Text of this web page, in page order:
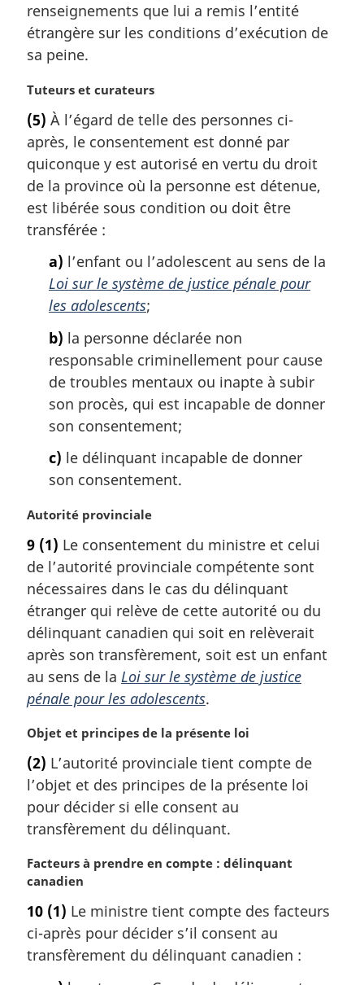
g
i
n
l
:
renseignements que lui a remis l’entité
étrangère sur les conditions d’exécution de
sa peine.
N
t
e
m
a
g
i
Tuteurs et curateurs
(5) À l’égard de telle des personnes ci-
après, le consentement est donné par
quiconque y est autorisé en vertu du droit
de la province où la personne est détenue,
est libérée sous condition ou doit être
transférée :
a) l’enfant ou l’adolescent au sens de la
Loi sur le système de justice pénale pour
les adolescents;
b) la personne déclarée non
responsable criminellement pour cause
de troubles mentaux ou inapte à subir
son procès, qui est incapable de donner
son consentement;
c) le délinquant incapable de donner
son consentement.
N
t
e
m
a
g
i
n
a
l
e
Autorité provinciale
9 (1) Le consentement du ministre et celui
de l’autorité provinciale compétente sont
nécessaires dans le cas du délinquant
étranger qui relève de cette autorité ou du
délinquant canadien qui soit en relèverait
après son transfèrement, soit est un enfant
au sens de la Loi sur le système de justice
pénale pour les adolescents.
N
t
e
m
a
g
i
a
l
e
:
Objet et principes de la présente loi
(2) L’autorité provinciale tient compte de
l’objet et des principes de la présente loi
pour décider si elle consent au
transfèrement du délinquant.
N
o
e
m
a
Facteurs à prendre en compte : délinquant
canadien
10 (1) Le ministre tient compte des facteurs
ci-après pour décider s’il consent au
transfèrement du délinquant canadien :